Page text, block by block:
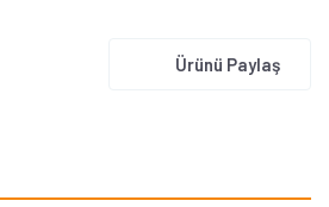
Ürünü Paylaş